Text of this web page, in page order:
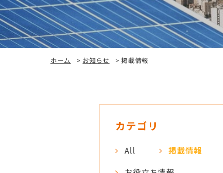
ホーム > お知らせ >掲載情報
カテゴリ
All 掲載情報